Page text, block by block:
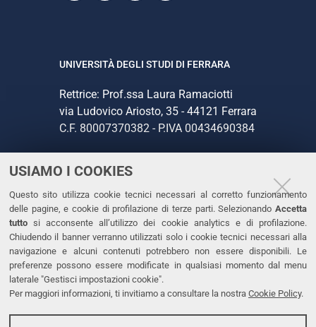
USIAMO I COOKIES
Questo sito utilizza cookie tecnici necessari al corretto funzionamento
delle pagine, e cookie di profilazione di terze parti. Selezionando Accetta
tutto si acconsente all’utilizzo dei cookie analytics e di profilazione.
Chiudendo il banner verranno utilizzati solo i cookie tecnici necessari alla
navigazione e alcuni contenuti potrebbero non essere disponibili. Le
preferenze possono essere modificate in qualsiasi momento dal menu
laterale "Gestisci impostazioni cookie".
Per maggiori informazioni, ti invitiamo a consultare la nostra Cookie Policy.
UNIVERSITÀ DEGLI STUDI DI FERRARA
Rettrice: Prof.ssa Laura Ramaciotti
via Ludovico Ariosto, 35 - 44121 Ferrara
C.F. 80007370382 - P.IVA 00434690384
CONTATTI
Tel. +39 0532 293111
Fax. +39 0532 293031
PEC
LINKS